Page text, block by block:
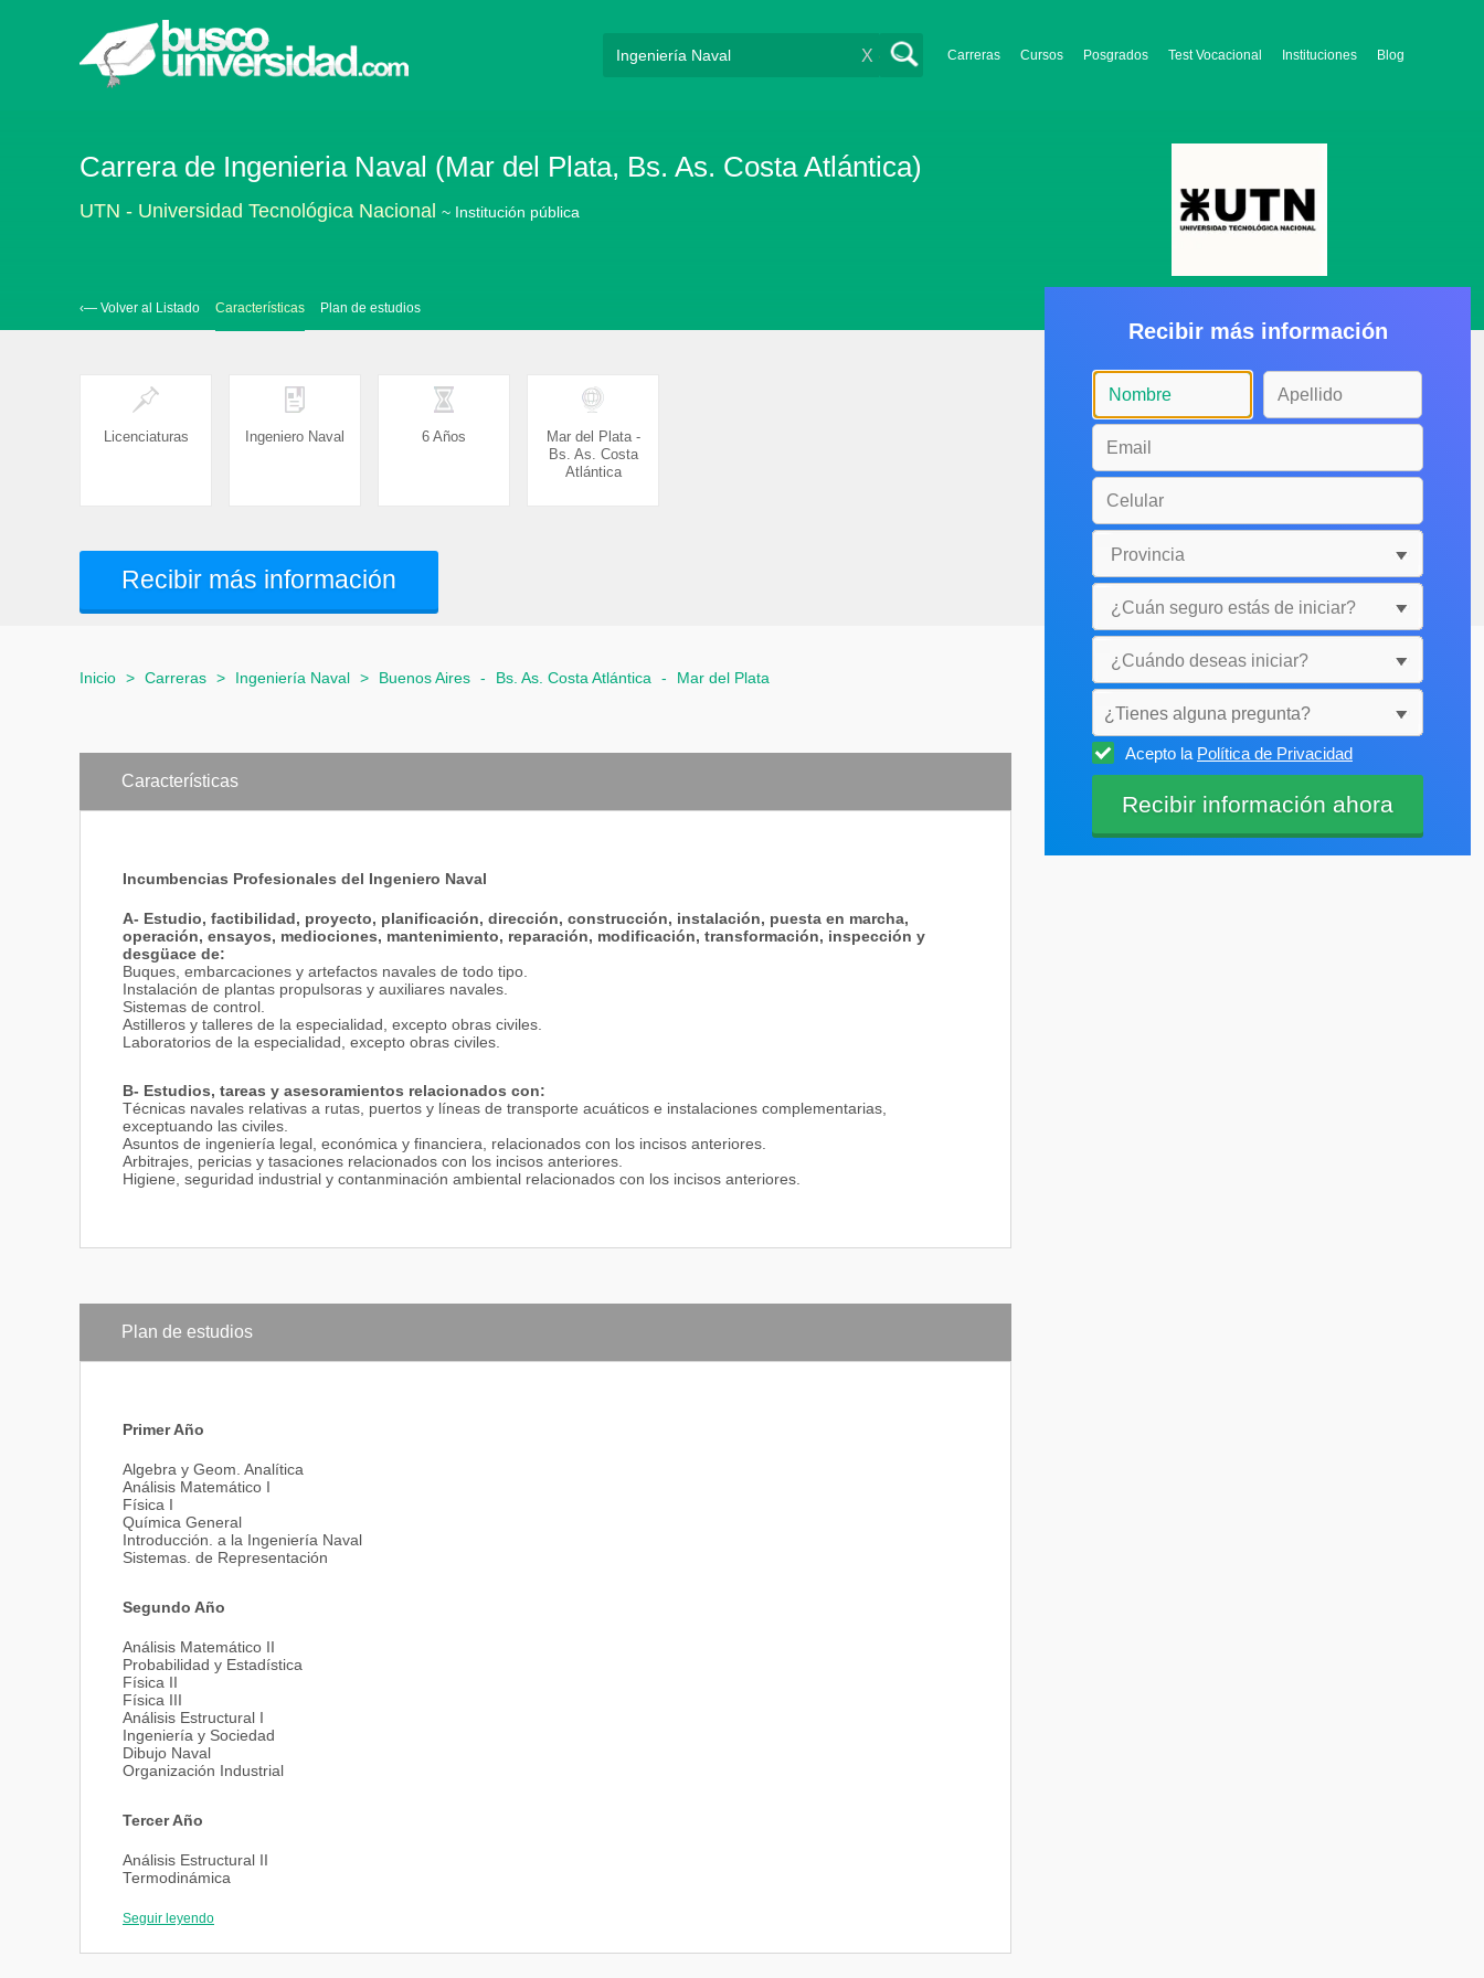
Carreras Cursos Posgrados Test Vocacional Instituciones Blog
X
Carrera de Ingenieria Naval (Mar del Plata, Bs. As. Costa Atlántica)
UTN - Universidad Tecnológica Nacional ~ Institución pública
‹— Volver al Listado Características Plan de estudios
Licenciaturas Ingeniero Naval 6 Años
Mar del Plata -
Bs. As. Costa
Atlántica
Recibir más información
Inicio > Carreras > Ingeniería Naval > Buenos Aires - Bs. As. Costa Atlántica - Mar del Plata
Características
Incumbencias Profesionales del Ingeniero Naval
A- Estudio, factibilidad, proyecto, planificación, dirección, construcción, instalación, puesta en marcha,
operación, ensayos, mediociones, mantenimiento, reparación, modificación, transformación, inspección y
desgüace de:
Buques, embarcaciones y artefactos navales de todo tipo.
Instalación de plantas propulsoras y auxiliares navales.
Sistemas de control.
Astilleros y talleres de la especialidad, excepto obras civiles.
Laboratorios de la especialidad, excepto obras civiles.
B- Estudios, tareas y asesoramientos relacionados con:
Técnicas navales relativas a rutas, puertos y líneas de transporte acuáticos e instalaciones complementarias,
exceptuando las civiles.
Asuntos de ingeniería legal, económica y financiera, relacionados con los incisos anteriores.
Arbitrajes, pericias y tasaciones relacionados con los incisos anteriores.
Higiene, seguridad industrial y contanminación ambiental relacionados con los incisos anteriores.
Plan de estudios
Primer Año
Algebra y Geom. Analítica
Análisis Matemático I
Física I
Química General
Introducción. a la Ingeniería Naval
Sistemas. de Representación
Segundo Año
Análisis Matemático II
Probabilidad y Estadística
Física II
Física III
Análisis Estructural I
Ingeniería y Sociedad
Dibujo Naval
Organización Industrial
Tercer Año
Análisis Estructural II
Termodinámica
Legislación
Matemática Aplicada a la Ingeniería I.
Seguir leyendo
Recibir más información
¿Tienes alguna pregunta?
Selecciónala
Acepto la Política de Privacidad